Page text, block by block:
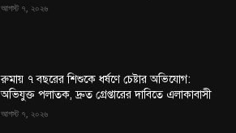
আগস্ট ৭, ২০২৬
রুমায় ৭ বছরের শিশুকে ধর্ষণে চেষ্টার অভিযোগ:
অভিযুক্ত পলাতক, দ্রুত গ্রেপ্তারের দাবিতে এলাকাবাসী
আগস্ট ৭, ২০২৬